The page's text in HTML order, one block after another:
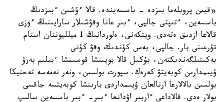
«قيىن پروبلەما بىزدە - باسسەيندە. قالا ءۇشىن ءبىزدىڭ
باسسەين، ءتىپتى جالپى، ءبىر عانا وقۋشىلار سارايىنىڭ ءوزى
قالاعا ازدىق ەتەدى. ويتكەنى، ەلوردانىڭ 1 ميلليوننان استام
تۇرعىنى بار. جالپى، بەس كۇندىك وقۋ كۇنى
بەكىتىلگەندىكتەن، بۇكىل قالا بويىنشا قوسىمشا ءبىلىم بەرۋ
ۇيىمدارىن كوبەيتۋ كەرەك. سپورت بولسىن، ونەر نەمەسە تەحنيكا
بولسىن بالالارعا ارنالعان ۇيىمداردى بارىنشا كوبەيتسە جاقسى
بولار ەدى. قالاداعى ءاربىر اۋدانعا ءبىر- ءبىر باسسەين سالىپ